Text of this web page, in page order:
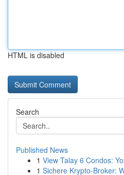
HTML is disabled
Search
Published News
1 View Talay 6 Condos:
1 Sichere Krypto-Broker: